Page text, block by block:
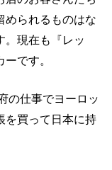
められるものはな
。現在も『レッ
です。
の仕事でヨーロッ
を買って日本に持